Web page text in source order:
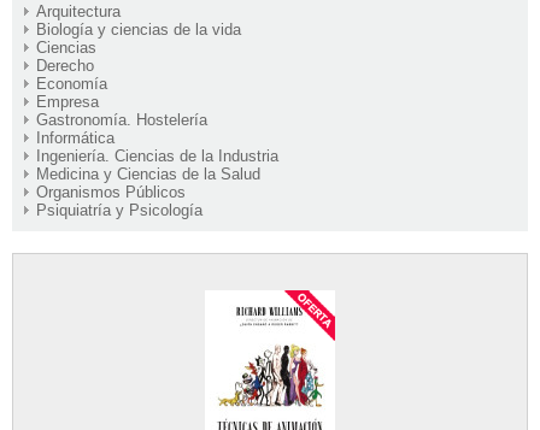
Arquitectura
Biología y ciencias de la vida
Ciencias
Derecho
Economía
Empresa
Gastronomía. Hostelería
Informática
Ingeniería. Ciencias de la Industria
Medicina y Ciencias de la Salud
Organismos Públicos
Psiquiatría y Psicología